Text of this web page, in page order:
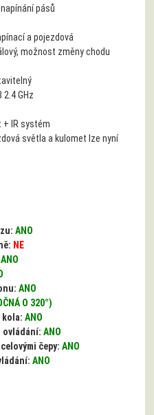
pásů
a pojezdová
možnost změny chodu
2.4 GHz
IR systém
světla a kulomet lze nyní
ANO
NE
ANO
ANO
O 320°)
kola:ANO
ovládání:ANO
čepy:ANO
ANO